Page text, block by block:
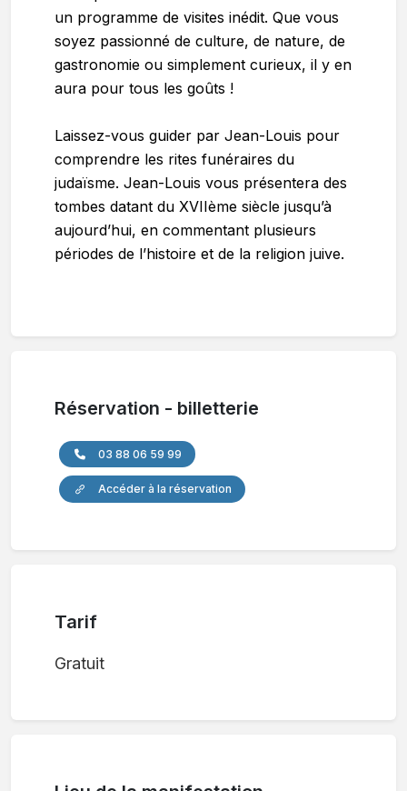
un programme de visites inédit. Que vous
soyez passionné de culture, de nature, de
gastronomie ou simplement curieux, il y en
aura pour tous les goûts !
Laissez-vous guider par Jean-Louis pour
comprendre les rites funéraires du
judaïsme. Jean-Louis vous présentera des
tombes datant du XVIIème siècle jusqu’à
aujourd’hui, en commentant plusieurs
périodes de l’histoire et de la religion juive.
Réservation - billetterie
03 88 06 59 99
Accéder à la réservation
Tarif
Gratuit